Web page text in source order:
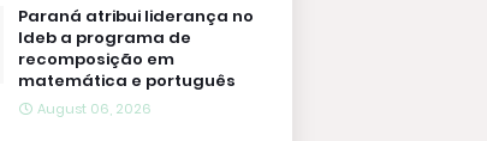
Paraná atribui liderança no
Ideb a programa de
recomposição em
matemática e português
August 06, 2026